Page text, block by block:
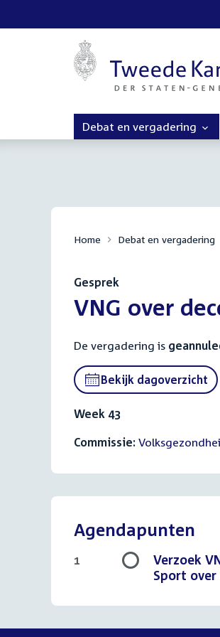
Debat en vergadering
Home Debat en vergadering
Gesprek
:VNG over
De vergadering is
Bekijk dagoverzicht
Week 43
Commissie:
Agendapunten
Verzoek
Sport
1